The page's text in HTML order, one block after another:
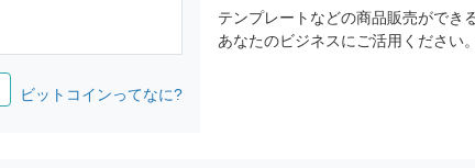
ビットコインってなに?
テンプレートなどの商品販売ができ
あなたのビジネスにご活用ください。